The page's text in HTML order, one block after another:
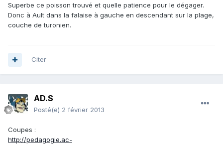
Superbe ce poisson trouvé et quelle patience pour le dégager.
Donc à Ault dans la falaise à gauche en descendant sur la plage,
couche de turonien.
Citer
AD.S
Posté(e) 2 février 2013
Coupes :
http://pedagogie.ac-